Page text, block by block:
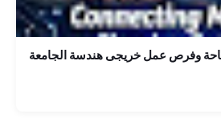
وفرص عمل خريجى هندسة الجامعة